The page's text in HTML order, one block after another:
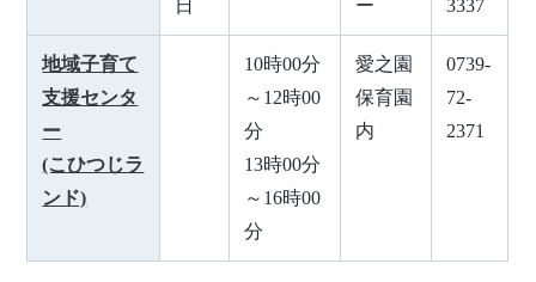
日
ー
3337
地域子育て
支援センタ
ー
(こひつじラ
ンド)
10時00分
～12時00
分
13時00分
～16時00
分
愛之園
保育園
内
0739-
72-
2371